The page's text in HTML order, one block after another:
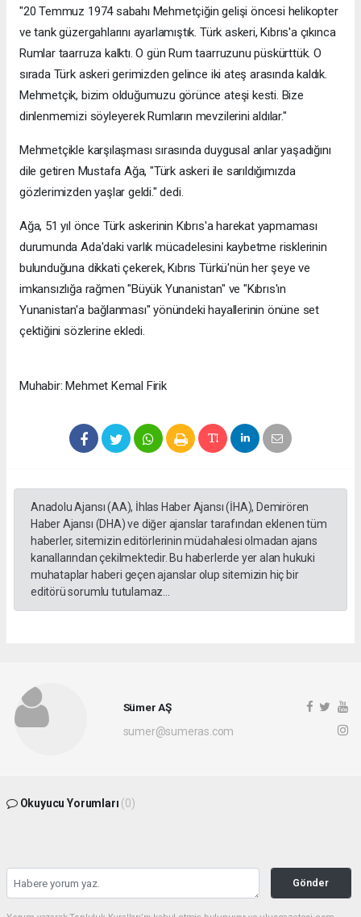
"20 Temmuz 1974 sabahı Mehmetçiğin gelişi öncesi helikopter
ve tank güzergahlarını ayarlamıştık. Türk askeri, Kıbrıs'a çıkınca
Rumlar taarruza kalktı. O gün Rum taarruzunu püskürttük. O
sırada Türk askeri gerimizden gelince iki ateş arasında kaldık.
Mehmetçik, bizim olduğumuzu görünce ateşi kesti. Bize
dinlenmemizi söyleyerek Rumların mevzilerini aldılar."
Mehmetçikle karşılaşması sırasında duygusal anlar yaşadığını
dile getiren Mustafa Ağa, "Türk askeri ile sarıldığımızda
gözlerimizden yaşlar geldi." dedi.
Ağa, 51 yıl önce Türk askerinin Kıbrıs'a harekat yapmaması
durumunda Ada'daki varlık mücadelesini kaybetme risklerinin
bulunduğuna dikkati çekerek, Kıbrıs Türkü'nün her şeye ve
imkansızlığa rağmen "Büyük Yunanistan" ve "Kıbrıs'ın
Yunanistan'a bağlanması" yönündeki hayallerinin önüne set
çektiğini sözlerine ekledi.
Muhabir: Mehmet Kemal Firik
Anadolu Ajansı (AA), İhlas Haber Ajansı (İHA), Demirören
Haber Ajansı (DHA) ve diğer ajanslar tarafından eklenen tüm
haberler, sitemizin editörlerinin müdahalesi olmadan ajans
kanallarından çekilmektedir. Bu haberlerde yer alan hukuki
muhataplar haberi geçen ajanslar olup sitemizin hiç bir
editörü sorumlu tutulamaz...
Sümer AŞ
sumer@sumeras.com
Okuyucu Yorumları (0)
Gönder